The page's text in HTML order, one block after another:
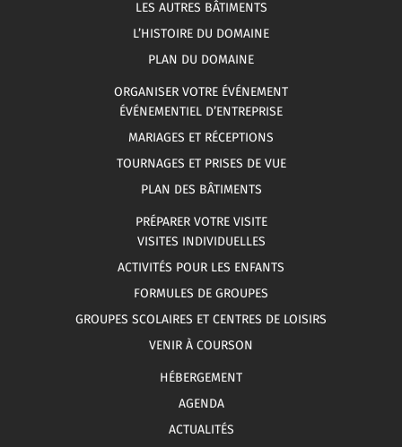
LES AUTRES BÂTIMENTS
L’HISTOIRE DU DOMAINE
PLAN DU DOMAINE
ORGANISER VOTRE ÉVÉNEMENT
ÉVÉNEMENTIEL D’ENTREPRISE
MARIAGES ET RÉCEPTIONS
TOURNAGES ET PRISES DE VUE
PLAN DES BÂTIMENTS
PRÉPARER VOTRE VISITE
VISITES INDIVIDUELLES
ACTIVITÉS POUR LES ENFANTS
FORMULES DE GROUPES
GROUPES SCOLAIRES ET CENTRES DE LOISIRS
VENIR À COURSON
HÉBERGEMENT
AGENDA
ACTUALITÉS